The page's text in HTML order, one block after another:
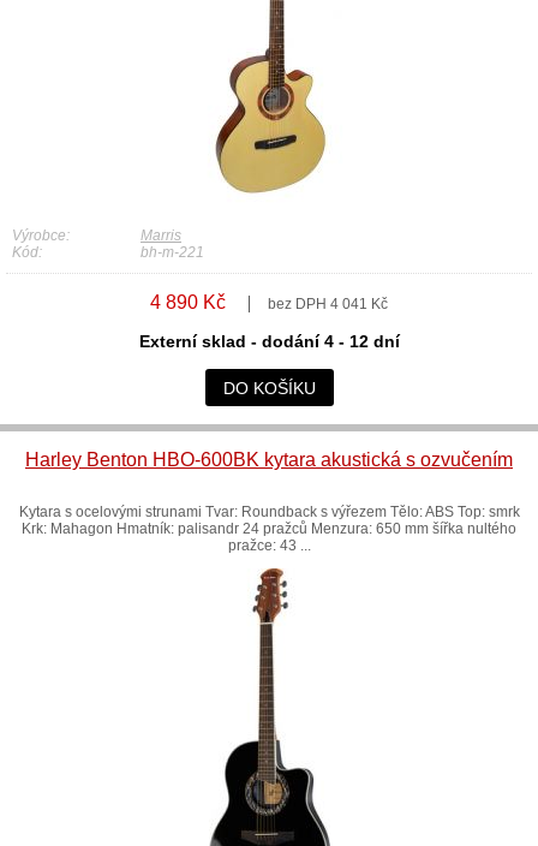
Výrobce:
Marris
Kód:
bh-m-221
4 890 Kč bez DPH 4 041 Kč
Externí sklad - dodání 4 - 12 dní
DO KOŠÍKU
Harley Benton HBO-600BK kytara akustická s ozvučením
Kytara s ocelovými strunami Tvar: Roundback s výřezem Tělo: ABS Top: smrk
Krk: Mahagon Hmatník: palisandr 24 pražců Menzura: 650 mm šířka nultého
pražce: 43 ...